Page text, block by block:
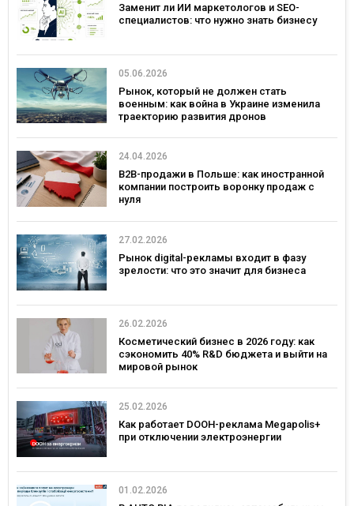
Заменит ли ИИ маркетологов и SEO-
специалистов: что нужно знать бизнесу
05.06.2026
Рынок, который не должен стать
военным: как война в Украине изменила
траекторию развития дронов
24.04.2026
B2B-продажи в Польше: как иностранной
компании построить воронку продаж с
нуля
27.02.2026
Рынок digital-рекламы входит в фазу
зрелости: что это значит для бизнеса
26.02.2026
Косметический бизнес в 2026 году: как
сэкономить 40% R&D бюджета и выйти на
мировой рынок
25.02.2026
Как работает DOOH-реклама Megapolis+
при отключении электроэнергии
01.02.2026